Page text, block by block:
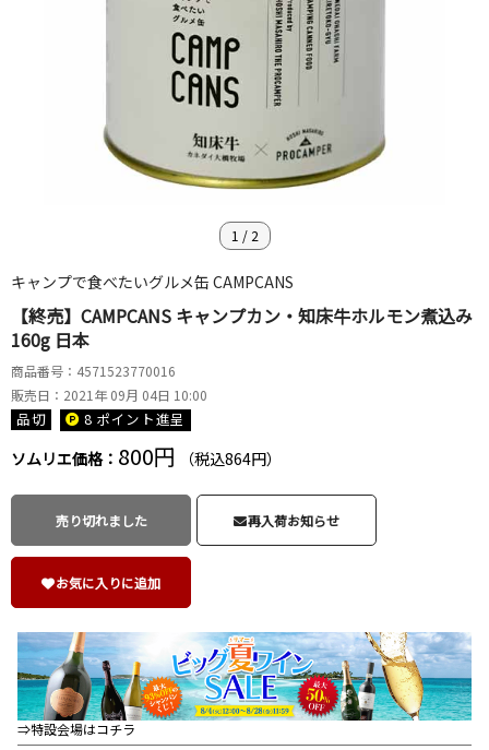
1 / 2
キャンプで食べたいグルメ缶 CAMPCANS
【終売】CAMPCANS キャンプカン・知床牛ホルモン煮込み
160g 日本
商品番号：4571523770016
販売日：2021年 09月 04日 10:00
品切 8 ポイント進呈
ソムリエ価格： 800円 （税込864円）
売り切れました 再入荷お知らせ
お気に入りに追加
⇒特設会場はコチラ